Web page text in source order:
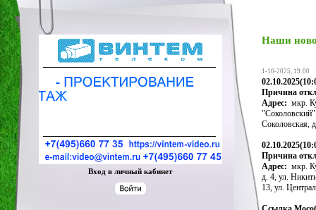
Вход в личный кабинет
Наши
1-10-2025, 19:00
Причина
Адрес: мкр.
Соколовская,
Причина
Адрес: мкр.
д. 4, ул.
13, ул.